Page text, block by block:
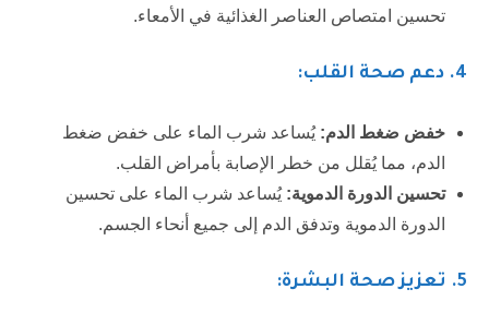
تحسين امتصاص العناصر الغذائية في الأمعاء.
4. دعم صحة القلب:
خفض ضغط الدم: يُساعد شرب الماء على خفض ضغط
الدم، مما يُقلل من خطر الإصابة بأمراض القلب.
تحسين الدورة الدموية: يُساعد شرب الماء على تحسين
الدورة الدموية وتدفق الدم إلى جميع أنحاء الجسم.
5. تعزيز صحة البشرة: